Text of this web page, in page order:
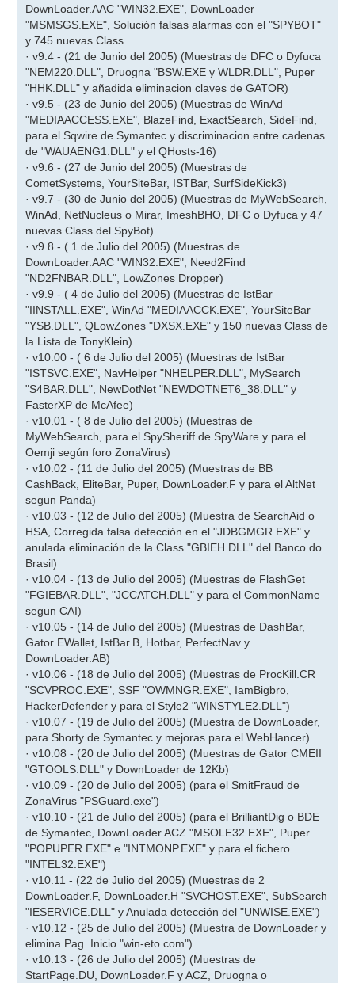
DownLoader.AAC "WIN32.EXE", DownLoader
"MSMSGS.EXE", Solución falsas alarmas con el "SPYBOT"
y 745 nuevas Class
· v9.4 - (21 de Junio del 2005) (Muestras de DFC o Dyfuca
"NEM220.DLL", Druogna "BSW.EXE y WLDR.DLL", Puper
"HHK.DLL" y añadida eliminacion claves de GATOR)
· v9.5 - (23 de Junio del 2005) (Muestras de WinAd
"MEDIAACCESS.EXE", BlazeFind, ExactSearch, SideFind,
para el Sqwire de Symantec y discriminacion entre cadenas
de "WAUAENG1.DLL" y el QHosts-16)
· v9.6 - (27 de Junio del 2005) (Muestras de
CometSystems, YourSiteBar, ISTBar, SurfSideKick3)
· v9.7 - (30 de Junio del 2005) (Muestras de MyWebSearch,
WinAd, NetNucleus o Mirar, ImeshBHO, DFC o Dyfuca y 47
nuevas Class del SpyBot)
· v9.8 - ( 1 de Julio del 2005) (Muestras de
DownLoader.AAC "WIN32.EXE", Need2Find
"ND2FNBAR.DLL", LowZones Dropper)
· v9.9 - ( 4 de Julio del 2005) (Muestras de IstBar
"IINSTALL.EXE", WinAd "MEDIAACCK.EXE", YourSiteBar
"YSB.DLL", QLowZones "DXSX.EXE" y 150 nuevas Class de
la Lista de TonyKlein)
· v10.00 - ( 6 de Julio del 2005) (Muestras de IstBar
"ISTSVC.EXE", NavHelper "NHELPER.DLL", MySearch
"S4BAR.DLL", NewDotNet "NEWDOTNET6_38.DLL" y
FasterXP de McAfee)
· v10.01 - ( 8 de Julio del 2005) (Muestras de
MyWebSearch, para el SpySheriff de SpyWare y para el
Oemji según foro ZonaVirus)
· v10.02 - (11 de Julio del 2005) (Muestras de BB
CashBack, EliteBar, Puper, DownLoader.F y para el AltNet
segun Panda)
· v10.03 - (12 de Julio del 2005) (Muestra de SearchAid o
HSA, Corregida falsa detección en el "JDBGMGR.EXE" y
anulada eliminación de la Class "GBIEH.DLL" del Banco do
Brasil)
· v10.04 - (13 de Julio del 2005) (Muestras de FlashGet
"FGIEBAR.DLL", "JCCATCH.DLL" y para el CommonName
segun CAI)
· v10.05 - (14 de Julio del 2005) (Muestras de DashBar,
Gator EWallet, IstBar.B, Hotbar, PerfectNav y
DownLoader.AB)
· v10.06 - (18 de Julio del 2005) (Muestras de ProcKill.CR
"SCVPROC.EXE", SSF "OWMNGR.EXE", IamBigbro,
HackerDefender y para el Style2 "WINSTYLE2.DLL")
· v10.07 - (19 de Julio del 2005) (Muestra de DownLoader,
para Shorty de Symantec y mejoras para el WebHancer)
· v10.08 - (20 de Julio del 2005) (Muestras de Gator CMEII
"GTOOLS.DLL" y DownLoader de 12Kb)
· v10.09 - (20 de Julio del 2005) (para el SmitFraud de
ZonaVirus "PSGuard.exe")
· v10.10 - (21 de Julio del 2005) (para el BrilliantDig o BDE
de Symantec, DownLoader.ACZ "MSOLE32.EXE", Puper
"POPUPER.EXE" e "INTMONP.EXE" y para el fichero
"INTEL32.EXE")
· v10.11 - (22 de Julio del 2005) (Muestras de 2
DownLoader.F, DownLoader.H "SVCHOST.EXE", SubSearch
"IESERVICE.DLL" y Anulada detección del "UNWISE.EXE")
· v10.12 - (25 de Julio del 2005) (Muestra de DownLoader y
elimina Pag. Inicio "win-eto.com")
· v10.13 - (26 de Julio del 2005) (Muestras de
StartPage.DU, DownLoader.F y ACZ, Druogna o